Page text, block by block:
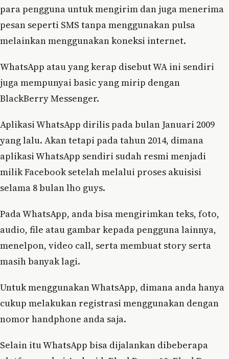
para pengguna untuk mengirim dan juga menerima
pesan seperti SMS tanpa menggunakan pulsa
melainkan menggunakan koneksi internet.
WhatsApp atau yang kerap disebut WA ini sendiri
juga mempunyai basic yang mirip dengan
BlackBerry Messenger.
Aplikasi WhatsApp dirilis pada bulan Januari 2009
yang lalu. Akan tetapi pada tahun 2014, dimana
aplikasi WhatsApp sendiri sudah resmi menjadi
milik Facebook setelah melalui proses akuisisi
selama 8 bulan lho guys.
Pada WhatsApp, anda bisa mengirimkan teks, foto,
audio, file atau gambar kepada pengguna lainnya,
menelpon, video call, serta membuat story serta
masih banyak lagi.
Untuk menggunakan WhatsApp, dimana anda hanya
cukup melakukan registrasi menggunakan dengan
nomor handphone anda saja.
Selain itu WhatsApp bisa dijalankan dibeberapa